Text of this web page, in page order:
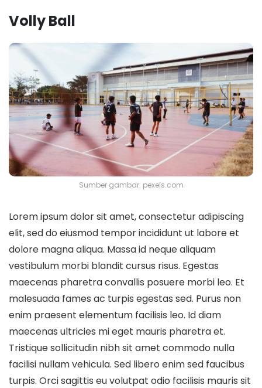
Volly Ball
Sumber gambar: pexels.com
Lorem ipsum dolor sit amet, consectetur adipiscing
elit, sed do eiusmod tempor incididunt ut labore et
dolore magna aliqua. Massa id neque aliquam
vestibulum morbi blandit cursus risus. Egestas
maecenas pharetra convallis posuere morbi leo. Et
malesuada fames ac turpis egestas sed. Purus non
enim praesent elementum facilisis leo. Id diam
maecenas ultricies mi eget mauris pharetra et.
Tristique sollicitudin nibh sit amet commodo nulla
facilisi nullam vehicula. Sed libero enim sed faucibus
turpis. Orci sagittis eu volutpat odio facilisis mauris sit